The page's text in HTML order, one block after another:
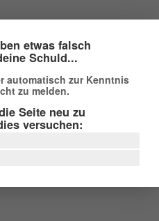
etwas falsch
Schuld...
automatisch zur Kenntnis
zu melden.
Seite neu zu
versuchen: